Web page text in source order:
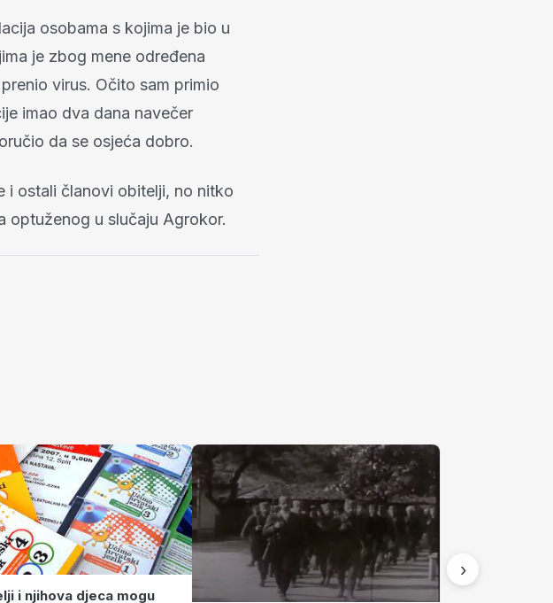
osobama s kojima je bio u
je zbog mene određena
virus. Očito sam primio
imao dva dana navečer
da se osjeća dobro.
i ostali članovi obitelji, no nitko
optuženog u slučaju Agrokor.
i njihova djeca mogu
›